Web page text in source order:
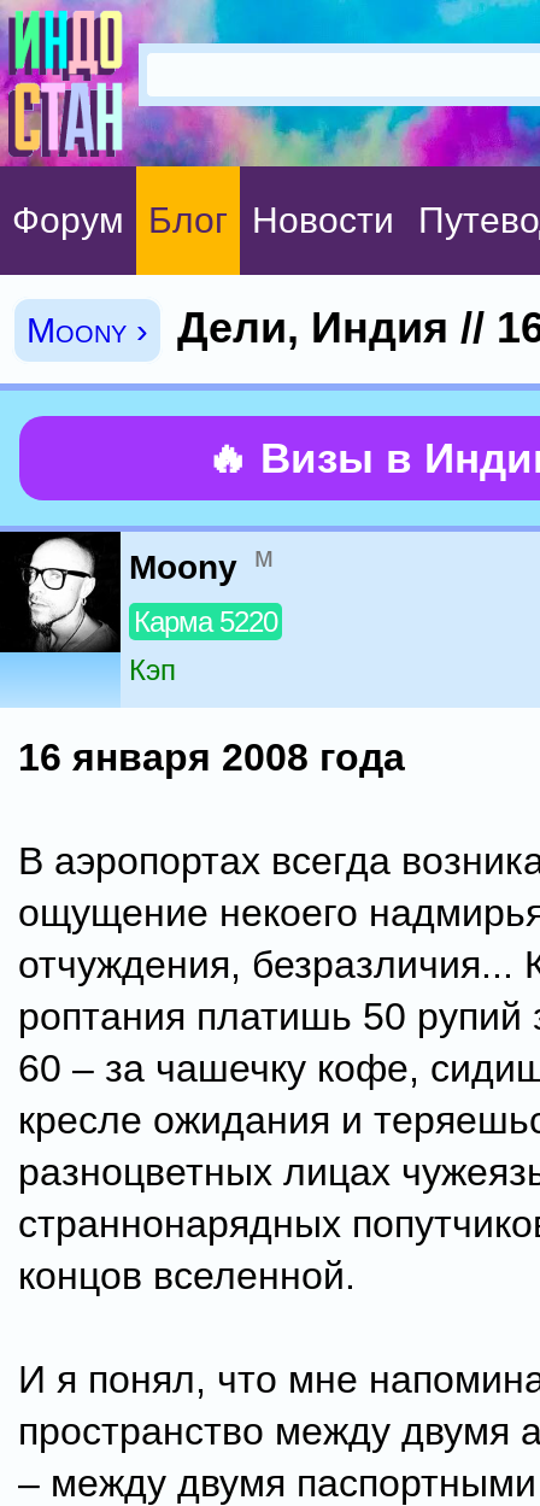
Форум Блог Новости
Moony › Дели, Индия //
🔥 Визы в
Moony м
Карма 5220
Кэп
16 января 2008 года
В аэропортах всегда
ощущение некоего
отчуждения, безразличия...
роптания платишь 50 рупий
60 – за чашечку кофе,
кресле ожидания и
разноцветных лицах
страннонарядных
концов вселенной.
И я понял, что мне
пространство между двумя
– между двумя